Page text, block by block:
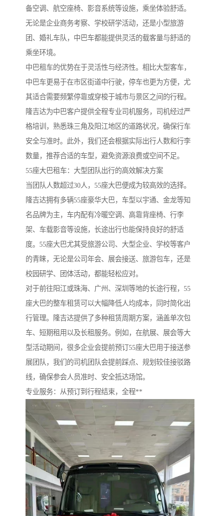
备空调、航空座椅、影音系统等设施，乘坐体验舒适。
无论是企业商务考察、学校研学活动，还是小型旅游
团、婚礼车队，中巴车都能提供灵活的载客量与舒适的
乘坐环境。
中巴租车的优势在于灵活性与经济性。相比大型客车，
中巴车更易于在市区街道中行驶，停车也更为方便，尤
其适合需要频繁停靠或穿梭于城市与景区之间的行程。
隆吉达为中巴客户提供全程专业司机服务，司机经过严
格培训，熟悉珠三角及阳江地区的道路状况，确保行车
安全与准时。此外，我们还会根据实际出行人数和行李
数量，推荐合适的车型，避免资源浪费或空间不足。
55座大巴租车：大型团队出行的高效解决方案
当团队人数超过30人，55座大巴便成为较高效的选择。
隆吉达拥有多辆55座豪华大巴，车型以宇通、金龙等知
名品牌为主，车内配有冷暖空调、高靠背座椅、行李
架、车载影音等设施，长途出行也能保持良好的舒适
度。55座大巴尤其受旅游公司、大型企业、学校等客户
的青睐，无论是公司年会、展会接送、旅游包车，还是
校园研学、团体活动，都能轻松应对。
对于前往阳江或珠海、广州、深圳等地的长途行程，55
座大巴的整车租赁可以大幅降低人均成本，同时简化出
行管理。隆吉达提供了多种租赁周期方案，涵盖单次包
车、短期租用以及长租服务。例如，在航展、展会等大
型活动期间，很多企业会提前预订55座大巴用于接送参
展团队，我们的司机团队会提前踩点、规划较佳接驳路
线，确保参会人员准时、安全抵达场馆。
专业服务：从预订到行程结束，全程**